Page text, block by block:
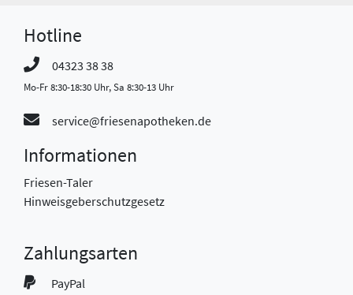
Hotline
04323 38 38
Mo-Fr 8:30-18:30 Uhr, Sa 8:30-13 Uhr
service@friesenapotheken.de
Informationen
Friesen-Taler
Hinweisgeberschutzgesetz
Zahlungsarten
PayPal